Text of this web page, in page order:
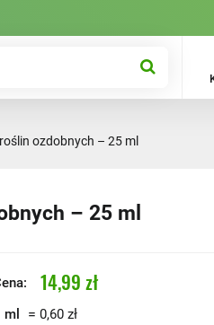
ozdobnych – 25 ml
– 25 ml
14,99 zł
ml = 0,60 zł